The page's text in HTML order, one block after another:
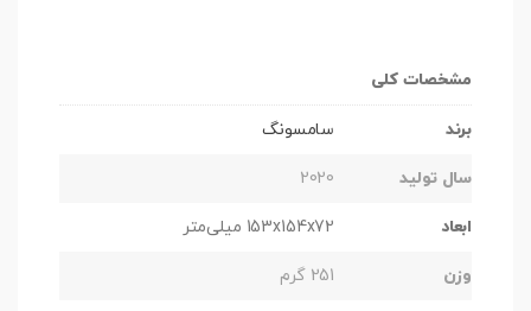
مشخصات کلی
برند سامسونگ
سال تولید 2020
ابعاد 153x154x72 میلی‌متر
وزن 251 گرم